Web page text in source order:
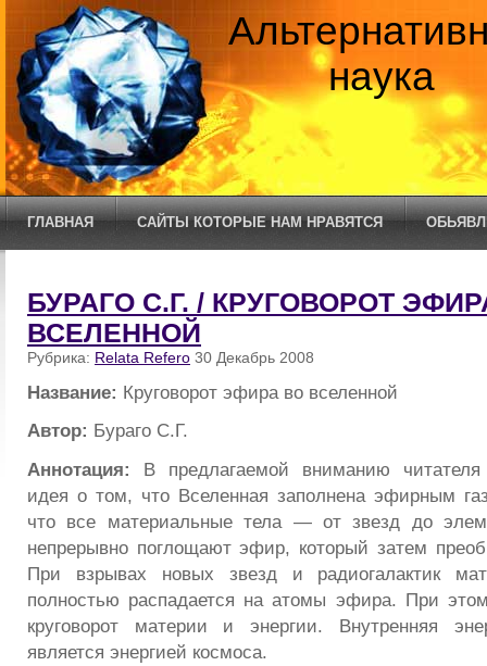
наука
ГЛАВНАЯ САЙТЫ КОТОРЫЕ НАМ НРАВЯТСЯ
БУРАГО С.Г. / КРУГОВОРОТ
ВСЕЛЕННОЙ
Рубрика: Relata Refero 30 Декабрь 2008
Название: Круговорот эфира во вселенной
Автор: Бураго С.Г.
Аннотация: В предлагаемой вниманию читателя
идея о том, что Вселенная заполнена эфирным
что все материальные тела — от звезд до
непрерывно поглощают эфир, который затем
При взрывах новых звезд и радиогалактик
полностью распадается на атомы эфира. При
круговорот материи и энергии. Внутренняя
является энергией космоса.